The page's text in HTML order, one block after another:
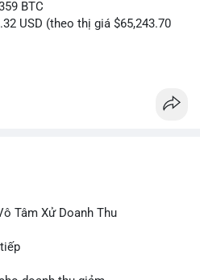
BTC
USD (theo thị giá $65,243.70
4 triệu USD được di chuyển
Nếu số BTC này được gửi lên
năng sẽ gia tăng. Ngược lại, nếu
tăng.
tiền tiếp theo từ địa chỉ này.
Tâm Xử Doanh Thu